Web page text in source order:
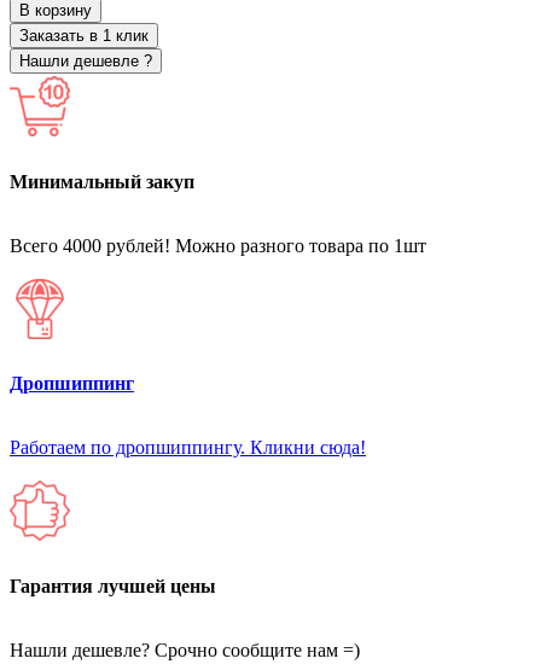
В корзину
Заказать в 1 клик
Нашли дешевле ?
Минимальный закуп
Всего 4000 рублей! Можно разного товара по 1шт
Дропшиппинг
Работаем по дропшиппингу. Кликни сюда!
Гарантия лучшей цены
Нашли дешевле? Срочно сообщите нам =)